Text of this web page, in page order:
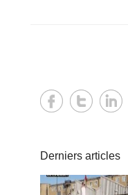
Derniers articles